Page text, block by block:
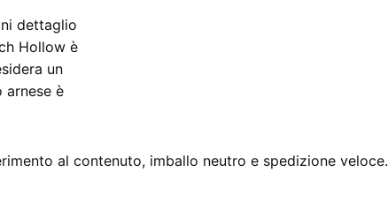
dettaglio
Hollow è
un
arnese è
al contenuto, imballo neutro e spedizione veloce.